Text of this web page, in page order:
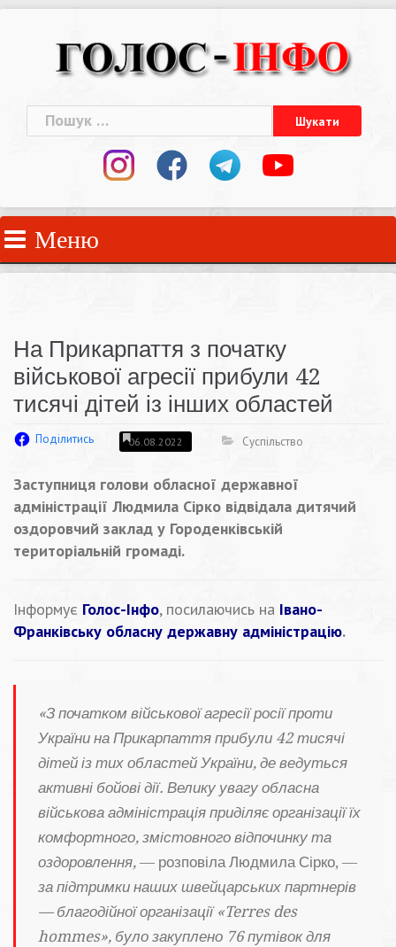
Пошук:
Меню
На Прикарпаття з початку
військової агресії прибули 42
тисячі дітей із інших областей
Поділитись 06.08.2022 Суспільство
Заступниця голови обласної державної
адміністрації Людмила Сірко відвідала дитячий
оздоровчий заклад у Городенківській
територіальній громаді.
Інформує Голос-Інфо, посилаючись на Івано-
Франківську обласну державну адміністрацію.
«З початком військової агресії росії проти
України на Прикарпаття прибули 42 тисячі
дітей із тих областей України, де ведуться
активні бойові дії. Велику увагу обласна
військова адміністрація приділяє організації їх
комфортного, змістовного відпочинку та
оздоровлення, — розповіла Людмила Сірко, —
за підтримки наших швейцарських партнерів
— благодійної організації «Terres des
hommes», було закуплено 76 путівок для